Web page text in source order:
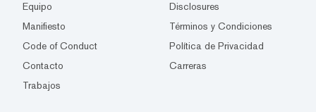
Equipo
Disclosures
Manifiesto
Términos y Condiciones
Code of Conduct
Política de Privacidad
Contacto
Carreras
Trabajos